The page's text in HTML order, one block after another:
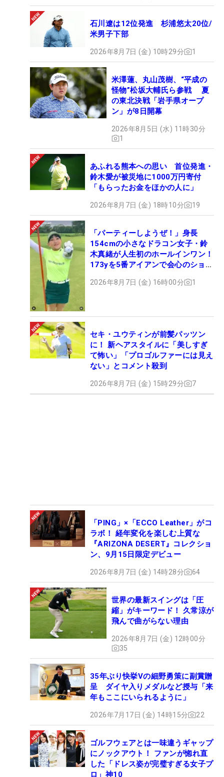
石川遼は12位発進 杉浦悠太20位/
米男子下部
2026年8月7日 (金) 10時29分 1
米澤蓮、丸山茂樹、“平成の
怪物”松坂大輔氏ら参戦 夏
の東北決戦「岩手県オープ
ン」が8日開幕
2026年8月5日 (水) 11時30分
1
あふれる熊本への思い 首位発進・
鈴木愛が被災地に1000万円寄付
「もらったお金をほかの人に」
2026年8月7日 (金) 18時10分 19
「パーティーしようぜ！」身長
154cmの小さなドラコン女子・鈴
木真緒が人生初のホールインワン！
173yを5番アイアンで会心のショッ
2026年8月7日 (金) 16時00分 1
セキ・ユウティンが前髪パッツン
に！ 新ヘアスタイルに「美しすぎ
て怖い」「プロゴルファーには見え
ない」とコメント殺到
2026年8月7日 (金) 15時29分 7
「PING」×「ECCO Leather」がコ
ラボ！ 経年変化を楽しむ上質な
『ARIZONA DESERT』コレクショ
ン、9月15日限定デビュー
2026年8月7日 (金) 14時28分 64
世界の最新スイングは「圧
縮」がキーワード！ 久常涼が
飛んで曲がらない理由
2026年8月7日 (金) 12時00分
35
35年ぶり快挙Vの細野勇策に副賞贈
呈 ダイヤ入りメダルなど授与「来
年もここにいられるように」
2026年7月17日 (金) 14時15分 22
ゴルフウェアとは一味違うギャップ
にノックアウト！ ファンが惚れ直
した「ドレス姿が完璧すぎる女子プ
ロ」神10